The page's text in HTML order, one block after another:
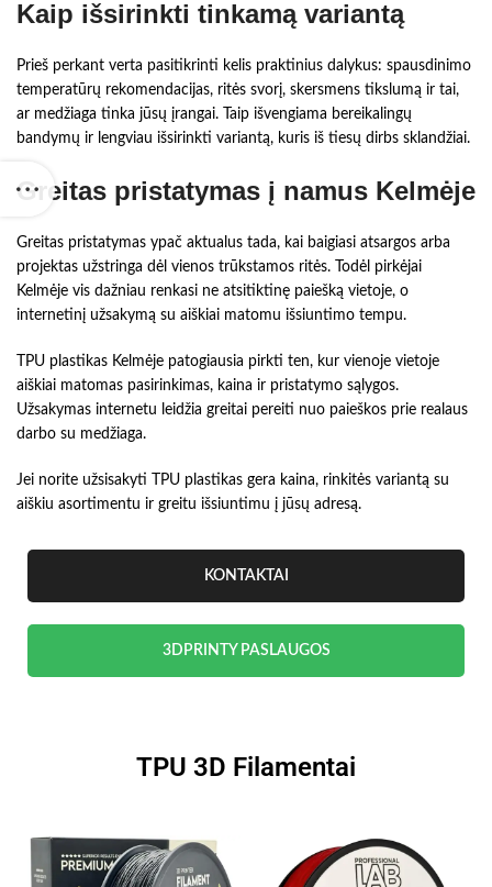
Kaip išsirinkti tinkamą variantą
Prieš perkant verta pasitikrinti kelis praktinius dalykus: spausdinimo
temperatūrų rekomendacijas, ritės svorį, skersmens tikslumą ir tai,
ar medžiaga tinka jūsų įrangai. Taip išvengiama bereikalingų
bandymų ir lengviau išsirinkti variantą, kuris iš tiesų dirbs sklandžiai.
Greitas pristatymas į namus Kelmėje
Greitas pristatymas ypač aktualus tada, kai baigiasi atsargos arba
projektas užstringa dėl vienos trūkstamos ritės. Todėl pirkėjai
Kelmėje vis dažniau renkasi ne atsitiktinę paiešką vietoje, o
internetinį užsakymą su aiškiai matomu išsiuntimo tempu.
TPU plastikas Kelmėje patogiausia pirkti ten, kur vienoje vietoje
aiškiai matomas pasirinkimas, kaina ir pristatymo sąlygos.
Užsakymas internetu leidžia greitai pereiti nuo paieškos prie realaus
darbo su medžiaga.
Jei norite užsisakyti TPU plastikas gera kaina, rinkitės variantą su
aiškiu asortimentu ir greitu išsiuntimu į jūsų adresą.
KONTAKTAI
3DPRINTY PASLAUGOS
TPU 3D Filamentai